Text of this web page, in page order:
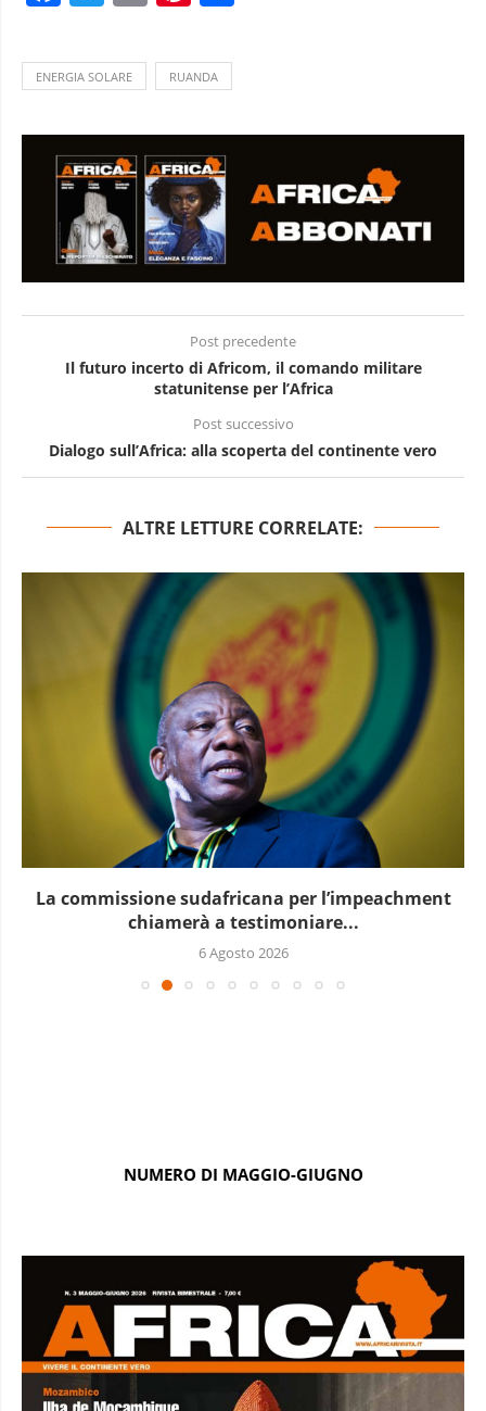
ENERGIA SOLARE RUANDA
Post precedente
Il futuro incerto di Africom, il comando militare
statunitense per l’Africa
Post successivo
Dialogo sull’Africa: alla scoperta del continente vero
ALTRE LETTURE CORRELATE:
La commissione sudafricana per l’impeachment
chiamerà a testimoniare...
6 Agosto 2026
NUMERO DI MAGGIO-GIUGNO